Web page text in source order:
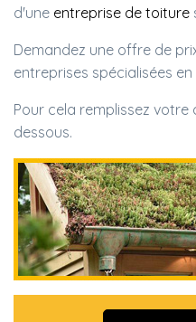
d'une entreprise de toiture
Demandez une offre de
entreprises spécialisées
Pour cela remplissez
dessous.